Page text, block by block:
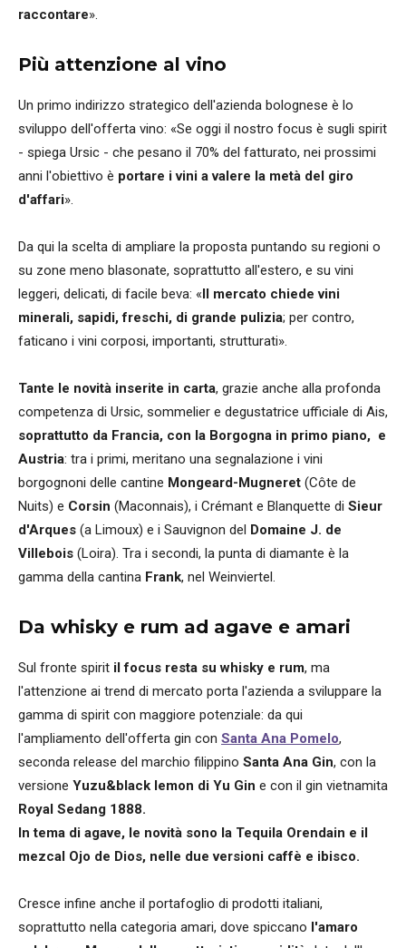
raccontare».
Più attenzione al vino
Un primo indirizzo strategico dell'azienda bolognese è lo
sviluppo dell'offerta vino: «Se oggi il nostro focus è sugli spirit
- spiega Ursic - che pesano il 70% del fatturato, nei prossimi
anni l'obiettivo è portare i vini a valere la metà del giro
d'affari».
Da qui la scelta di ampliare la proposta puntando su regioni o
su zone meno blasonate, soprattutto all'estero, e su vini
leggeri, delicati, di facile beva: «Il mercato chiede vini
minerali, sapidi, freschi, di grande pulizia; per contro,
faticano i vini corposi, importanti, strutturati».
Tante le novità inserite in carta, grazie anche alla profonda
competenza di Ursic, sommelier e degustatrice ufficiale di Ais,
soprattutto da Francia, con la Borgogna in primo piano, e
Austria: tra i primi, meritano una segnalazione i vini
borgognoni delle cantine Mongeard-Mugneret (Côte de
Nuits) e Corsin (Maconnais), i Crémant e Blanquette di Sieur
d'Arques (a Limoux) e i Sauvignon del Domaine J. de
Villebois (Loira). Tra i secondi, la punta di diamante è la
gamma della cantina Frank, nel Weinviertel.
Da whisky e rum ad agave e amari
Sul fronte spirit il focus resta su whisky e rum, ma
l'attenzione ai trend di mercato porta l'azienda a sviluppare la
gamma di spirit con maggiore potenziale: da qui
l'ampliamento dell'offerta gin con Santa Ana Pomelo,
seconda release del marchio filippino Santa Ana Gin, con la
versione Yuzu&black lemon di Yu Gin e con il gin vietnamita
Royal Sedang 1888.
In tema di agave, le novità sono la Tequila Orendain e il
mezcal Ojo de Dios, nelle due versioni caffè e ibisco.
Cresce infine anche il portafoglio di prodotti italiani,
soprattutto nella categoria amari, dove spiccano l'amaro